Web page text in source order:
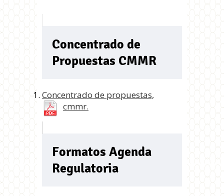
Concentrado de
Propuestas CMMR
Concentrado de propuestas,
cmmr.
Formatos Agenda
Regulatoria